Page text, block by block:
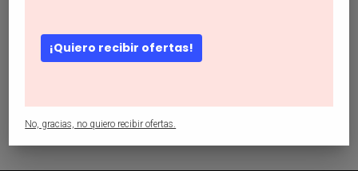
SHEIN Niñas Top con estampado de piña
¡Quiero recibir ofertas!
No, gracias, no quiero recibir ofertas.